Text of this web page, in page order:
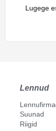
Lugege
Lennud
Suunad
Riigid